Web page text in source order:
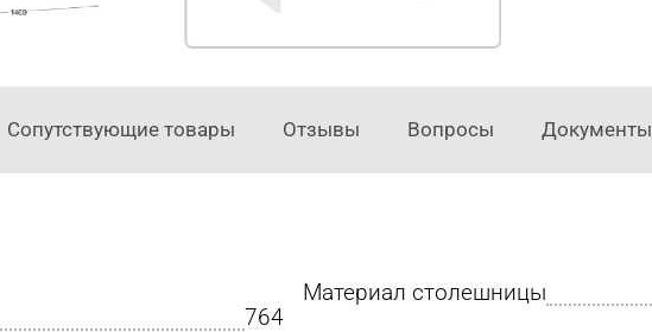
Сопутствующие товары Отзывы Вопросы Документы
764
Материал столешницы